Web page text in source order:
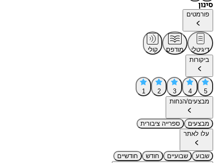
סינון
פורמטים
דיגיטלי מודפס
קולי
ביקורות
5
4
3
2
1
מבצעים/הנחות
מבצעים
ספרייה ציבורית
עלו לאתר
שבוע שבועיים חודש
חודשיים